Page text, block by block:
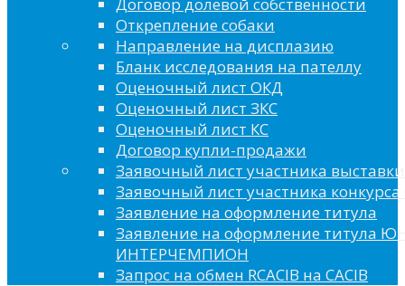
Открепление собаки
Направление на дисплазию
Бланк исследования на пателлу
Оценочный лист ОКД
Оценочный лист ЗКС
Оценочный лист КС
Договор купли-продажи
Заявочный лист участника выставки
Заявочный лист участника конкурса
Заявление на оформление титула
Заявление на оформление титула
ИНТЕРЧЕМПИОН
Запрос на обмен RCACIB на CACIB